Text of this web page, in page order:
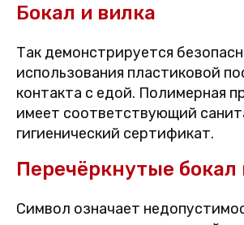
Бокал и вилка
Так демонстрируется
использования пластиковой
контакта с едой. Полимерная
имеет соответствующий
гигиенический сертификат.
Перечёркнутые бокал
Символ означает